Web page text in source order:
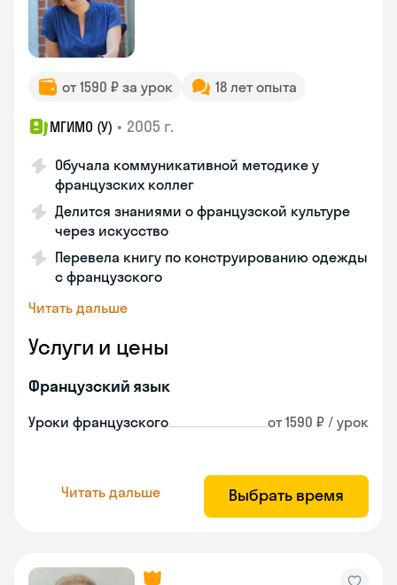
от 1590 ₽ за урок 18 лет опыта
МГИМО (У) • 2005 г.
Обучала коммуникативной методике у
французских коллег
Делится знаниями о французской культуре
через искусство
Перевела книгу по конструированию одежды
с французского
Читать дальше
Услуги и цены
Французский язык
Уроки французского от 1590 ₽ / урок
Читать дальше Выбрать время